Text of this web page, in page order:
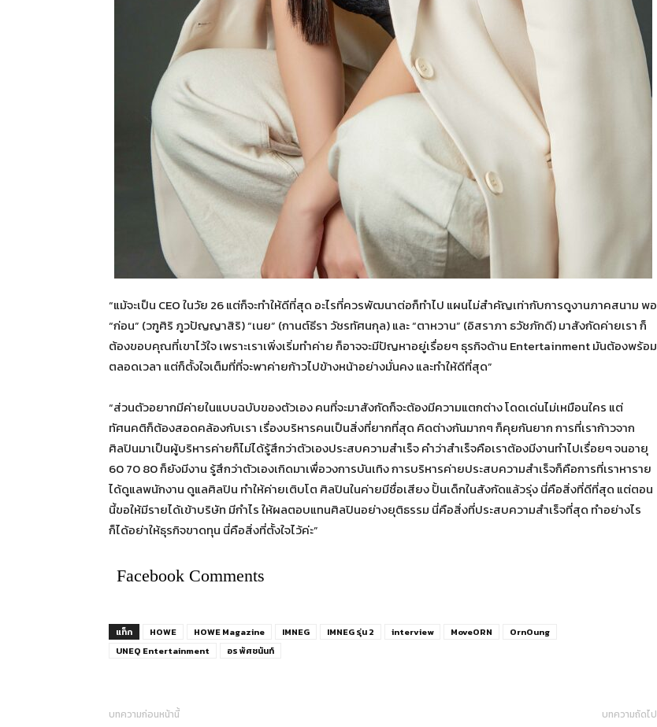
“แม้จะเป็น CEO ในวัย 26 แต่ก็จะทำให้ดีที่สุด อะไรที่ควรพัฒนาต่อก็ทำไป แผนไม่สำคัญเท่ากับการดูงานภาคสนาม พอ
“ก่อน” (วฑูศิริ ภูวปัญญาสิริ) “เนย” (กานต์ธีรา วัชรทัศนกุล) และ “ตาหวาน” (อิสราภา ธวัชภักดี) มาสังกัดค่ายเรา ก็
ต้องขอบคุณที่เขาไว้ใจ เพราะเราเพิ่งเริ่มทำค่าย ก็อาจจะมีปัญหาอยู่เรื่อยๆ ธุรกิจด้าน Entertainment มันต้องพร้อม
ตลอดเวลา แต่ก็ตั้งใจเต็มที่ที่จะพาค่ายก้าวไปข้างหน้าอย่างมั่นคง และทำให้ดีที่สุด”
“ส่วนตัวอยากมีค่ายในแบบฉบับของตัวเอง คนที่จะมาสังกัดก็จะต้องมีความแตกต่าง โดดเด่นไม่เหมือนใคร แต่
ทัศนคติก็ต้องสอดคล้องกับเรา เรื่องบริหารคนเป็นสิ่งที่ยากที่สุด คิดต่างกันมากๆ ก็คุยกันยาก การที่เราก้าวจาก
ศิลปินมาเป็นผู้บริหารค่ายก็ไม่ได้รู้สึกว่าตัวเองประสบความสำเร็จ คำว่าสำเร็จคือเราต้องมีงานทำไปเรื่อยๆ จนอายุ
60 70 80 ก็ยังมีงาน รู้สึกว่าตัวเองเกิดมาเพื่อวงการบันเทิง การบริหารค่ายประสบความสำเร็จก็คือการที่เราหาราย
ได้ดูแลพนักงาน ดูแลศิลปิน ทำให้ค่ายเติบโต ศิลปินในค่ายมีชื่อเสียง ปั้นเด็กในสังกัดแล้วรุ่ง นี่คือสิ่งที่ดีที่สุด แต่ตอน
นี้ขอให้มีรายได้เข้าบริษัท มีกำไร ให้ผลตอบแทนศิลปินอย่างยุติธรรม นี่คือสิ่งที่ประสบความสำเร็จที่สุด ทำอย่างไร
ก็ได้อย่าให้ธุรกิจขาดทุน นี่คือสิ่งที่ตั้งใจไว้ค่ะ”
Facebook Comments
แท็ก HOWE HOWE Magazine IMNEG IMNEG รุ่น 2 interview MoveORN
OrnOung
UNEQ Entertainment
อร พัศชนันท์
บทความก่อนหน้านี้ บทความถัดไป